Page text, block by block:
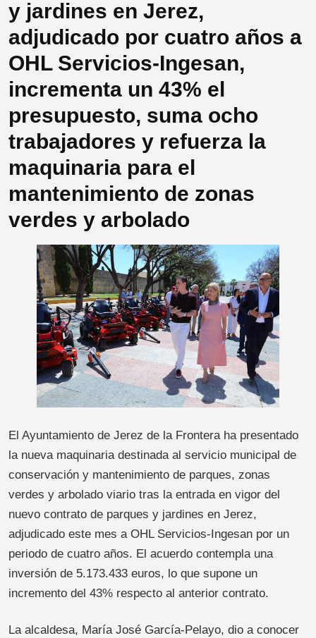
y jardines en Jerez,
adjudicado por cuatro años a
OHL Servicios-Ingesan,
incrementa un 43% el
presupuesto, suma ocho
trabajadores y refuerza la
maquinaria para el
mantenimiento de zonas
verdes y arbolado
El Ayuntamiento de Jerez de la Frontera ha presentado
la nueva maquinaria destinada al servicio municipal de
conservación y mantenimiento de parques, zonas
verdes y arbolado viario tras la entrada en vigor del
nuevo contrato de parques y jardines en Jerez,
adjudicado este mes a OHL Servicios-Ingesan por un
periodo de cuatro años. El acuerdo contempla una
inversión de 5.173.433 euros, lo que supone un
incremento del 43% respecto al anterior contrato.
La alcaldesa, María José García-Pelayo, dio a conocer